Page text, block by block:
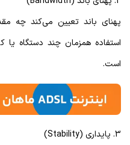
پهنای باند تعیین می‌کند چه
استفاده همزمان چند دستگاه یا
است.
3. پایداری (Stability)